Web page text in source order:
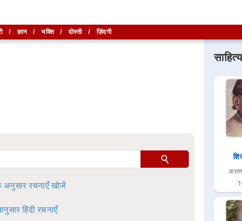
अनुसार रचनाएँ खोजें
हिंदी रचनाएँ
खोजें
/ज्ञान/ भक्ति/दोस्ती/ज़िंदगी
है।